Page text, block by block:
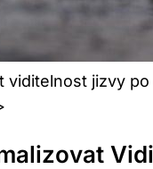
viditelnost jizvy‌